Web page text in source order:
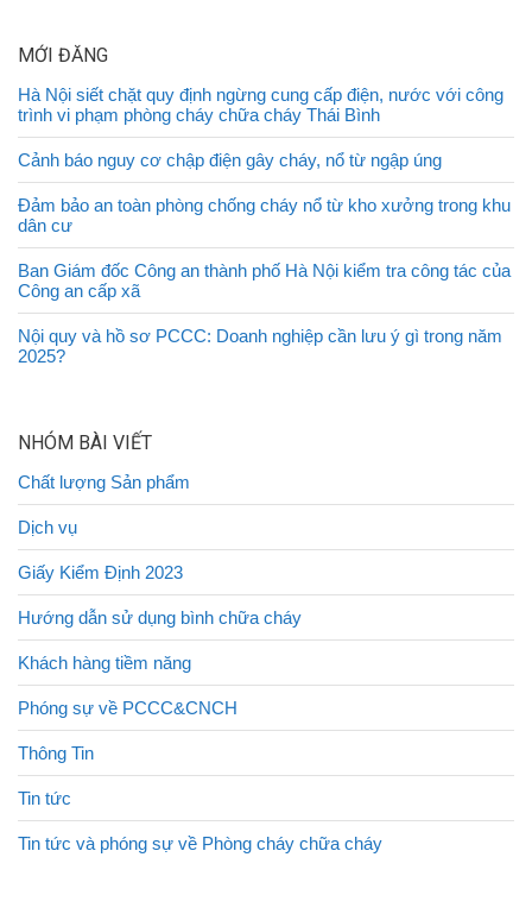
MỚI ĐĂNG
Hà Nội siết chặt quy định ngừng cung cấp điện, nước với công
trình vi phạm phòng cháy chữa cháy Thái Bình
Cảnh báo nguy cơ chập điện gây cháy, nổ từ ngập úng
Đảm bảo an toàn phòng chống cháy nổ từ kho xưởng trong khu
dân cư
Ban Giám đốc Công an thành phố Hà Nội kiểm tra công tác của
Công an cấp xã
Nội quy và hồ sơ PCCC: Doanh nghiệp cần lưu ý gì trong năm
2025?
NHÓM BÀI VIẾT
Chất lượng Sản phẩm
Dịch vụ
Giấy Kiểm Định 2023
Hướng dẫn sử dụng bình chữa cháy
Khách hàng tiềm năng
Phóng sự về PCCC&CNCH
Thông Tin
Tin tức
Tin tức và phóng sự về Phòng cháy chữa cháy